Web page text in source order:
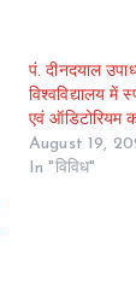
पं. दीनदयाल
विश्वविद्यालय में
एवं ऑडिटोरियम
August 19,
In "विविध"